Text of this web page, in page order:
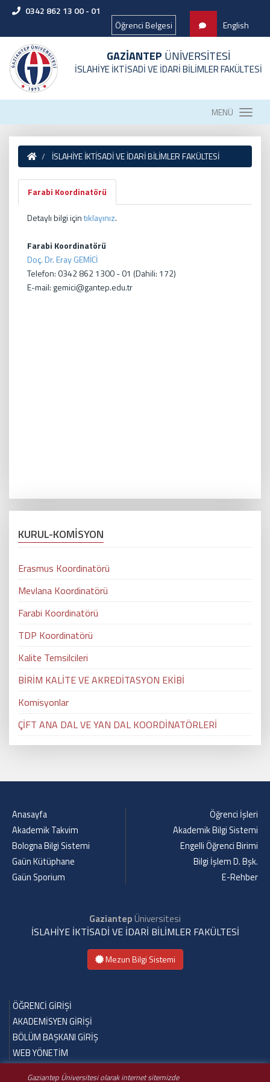
0342 862 13 00 - 01
Öğrenci Belgesi
English
GAZİANTEP ÜNİVERSİTESİ
İSLAHİYE İKTİSADİ VE İDARİ BİLİMLER FAKÜLTESİ
MENÜ
Gaziantep Üniversitesi olarak internet sitemizde
İSLAHİYE İKTİSADİ VE İDARİ BİLİMLER FAKÜLTESİ
Farabi Koordinatörü
Detaylı bilgi içintıklayınız.
Farabi Koordinatörü
Doç. Dr. Eray GEMİCİ
Telefon: 0342 862 1300 - 01 (Dahili: 172)
E-mail: gemici@gantep.edu.tr
KURUL-KOMİSYON
Erasmus Koordinatörü
Mevlana Koordinatörü
Farabi Koordinatörü
TDP Koordinatörü
Kalite Temsilcileri
BİRİM KALİTE VE AKREDİTASYON EKİBİ
Komisyonlar
ÇİFT ANA DAL VE YAN DAL KOORDİNATÖRLERİ
Anasayfa
Akademik Takvim
Bologna Bilgi Sistemi
Gaün Kütüphane
Gaün Sporium
Öğrenci İşleri
Akademik Bilgi Sistemi
Engelli Öğrenci Birimi
Bilgi İşlem D. Bşk.
E-Rehber
GaziantepÜniversitesi
İSLAHİYE İKTİSADİ VE İDARİ BİLİMLER FAKÜLTESİ
Mezun Bilgi Sistemi
ÖĞRENCİ GİRİŞİ
AKADEMİSYEN GİRİŞİ
BÖLÜM BAŞKANI GİRİŞ
WEB YÖNETİM